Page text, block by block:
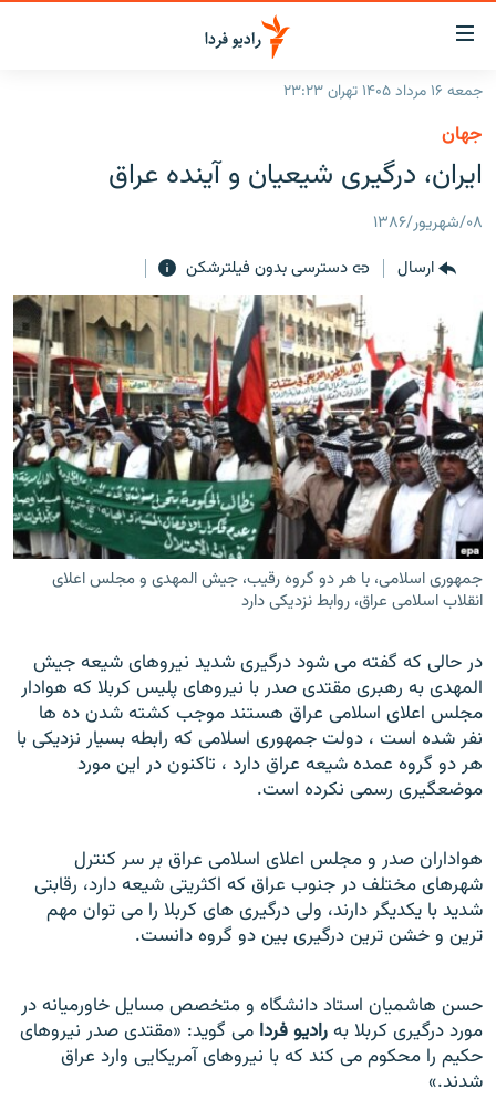
لینک‌های
قابلیت
دسترسی
بازگشت
منوی
اصلی
جستجو
ایران
جهان
رادیو
انتخاب کنید و بشنوید
برنامه‌های رادیویی
فرکانس‌ها
پادکست
چندرسانه‌ای
گزارش‌های تصویری
گزارش‌های ویدئویی
زنان فردا
English
به ما بپیوندید
جمعه ۱۶ مرداد ۱۴۰۵ تهران ۲۳:۲۳
جهان
ایران، درگیری شیعیان و آینده عراق
۰۸/شهریور/۱۳۸۶
ارسال
دسترسی بدون فیلترشکن
جمهوری اسلامی، با هر دو گروه رقیب، جیش المهدی و مجلس اعلای
انقلاب اسلامی عراق، روابط نزدیکی دارد
در حالی که گفته می شود درگیری شدید نیروهای شیعه جیش
المهدی به رهبری مقتدی صدر با نیروهای پلیس کربلا که هوادار
مجلس اعلای اسلامی عراق هستند موجب کشته شدن ده ها
نفر شده است ، دولت جمهوری اسلامی که رابطه بسيار نزديکی با
هر دو گروه عمده شيعه عراق دارد ، تاکنون در اين مورد
موضعگیری رسمی نکرده است.
هواداران صدر و مجلس اعلای اسلامی عراق بر سر کنترل
شهرهای مختلف در جنوب عراق که اکثریتی شیعه دارد، رقابتی
شدید با يکديگر دارند، ولی درگيری های کربلا را می توان مهم
ترین و خشن ترین درگیری بین دو گروه دانست.
حسن هاشمیان استاد دانشگاه و متخصص مسایل خاورمیانه در
مورد درگیری کربلا بهرادیو فردا می گوید: «مقتدی صدر نیروهای
حکیم را محکوم می کند که با نیروهای آمریکایی وارد عراق
شدند.»